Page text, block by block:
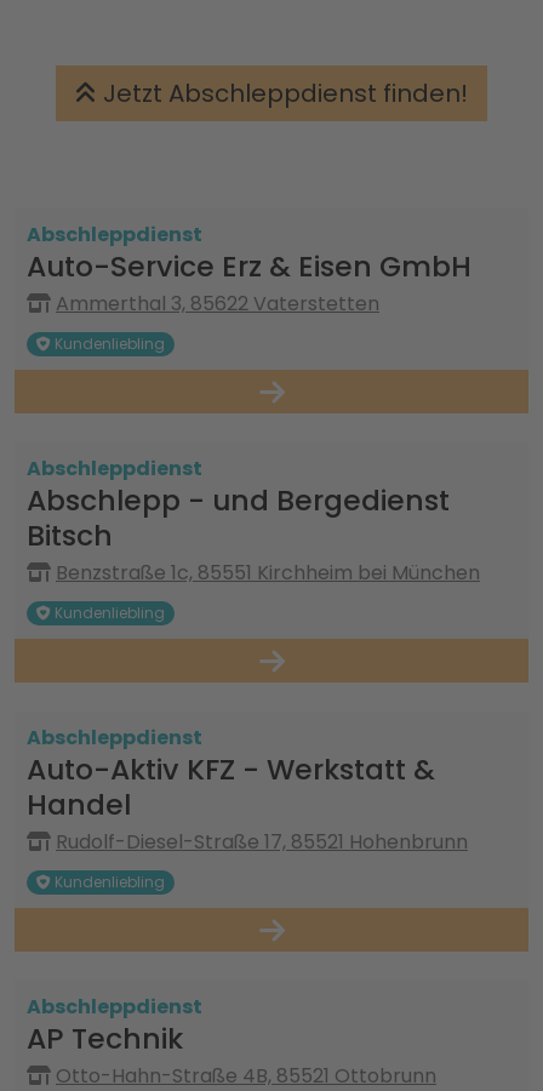
Jetzt Abschleppdienst finden!
Abschleppdienst
Auto-Service Erz & Eisen GmbH
Ammerthal 3, 85622 Vaterstetten
Kundenliebling
Abschleppdienst
Abschlepp - und Bergedienst
Bitsch
Benzstraße 1c, 85551 Kirchheim bei München
Kundenliebling
Abschleppdienst
Auto-Aktiv KFZ - Werkstatt &
Handel
Rudolf-Diesel-Straße 17, 85521 Hohenbrunn
Kundenliebling
Abschleppdienst
AP Technik
Otto-Hahn-Straße 4B, 85521 Ottobrunn